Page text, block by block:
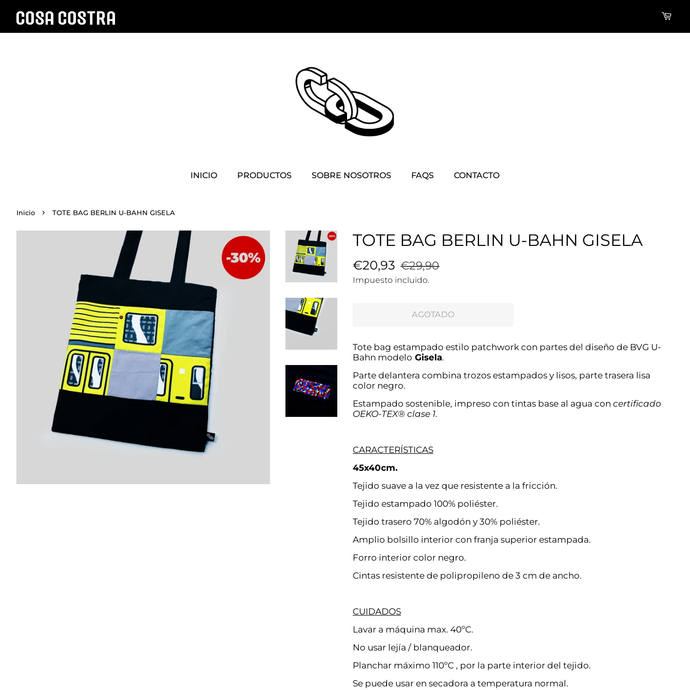
INICIO PRODUCTOS SOBRE NOSOTROS FAQS CONTACTO
Inicio › TOTE BAG BERLIN U-BAHN GISELA
TOTE BAG BERLIN U-BAHN GISELA
Precio
habitual
€20,93 Precio
venta
€29,90
Impuesto incluido.
AGOTADO
Tote bag estampado estilo patchwork con partes del diseño de BVG U-
Bahn modelo Gisela.
Parte delantera combina trozos estampados y lisos, parte trasera lisa
color negro.
Estampado sostenible, impreso con tintas base al agua con certificado
OEKO-TEX® clase 1.
CARACTERÍSTICAS
45x40cm.
Tejido suave a la vez que resistente a la fricción.
Tejido estampado 100% poliéster.
Tejido trasero 70% algodón y 30% poliéster.
Amplio bolsillo interior con franja superior estampada.
Forro interior color negro.
Cintas resistente de polipropileno de 3 cm de ancho.
CUIDADOS
Lavar a máquina max. 40ºC.
No usar lejía / blanqueador.
Planchar máximo 110ºC , por la parte interior del tejido.
Se puede usar en secadora a temperatura normal.